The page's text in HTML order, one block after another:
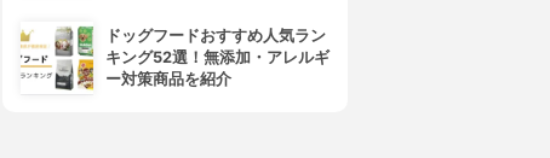
ドッグフードおすすめ人気ラン
キング52選！無添加・アレルギ
ー対策商品を紹介